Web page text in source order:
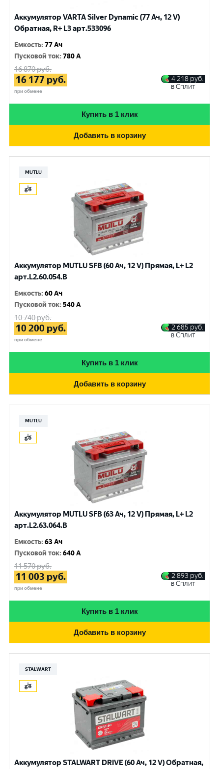
Аккумулятор VARTA Silver Dynamic (77 Ач, 12 V)
Обратная, R+ L3 арт.533096
Емкость:77 Ач
Пусковой ток:780 A
16 870руб.
16 177 руб.
при обмене
4 218 руб.
в Сплит
Купить в 1 клик
Добавить в корзину
MUTLU
Аккумулятор MUTLU SFB (60 Ач, 12 V) Прямая, L+ L2
арт.L2.60.054.B
Емкость:60 Ач
Пусковой ток:540 A
10 740руб.
10 200 руб.
при обмене
2 685 руб.
в Сплит
Купить в 1 клик
Добавить в корзину
MUTLU
Аккумулятор MUTLU SFB (63 Ач, 12 V) Прямая, L+ L2
арт.L2.63.064.B
Емкость:63 Ач
Пусковой ток:640 A
11 570руб.
11 003 руб.
при обмене
2 893 руб.
в Сплит
Купить в 1 клик
Добавить в корзину
STALWART
Аккумулятор STALWART DRIVE (60 Ач, 12 V) Обратная,